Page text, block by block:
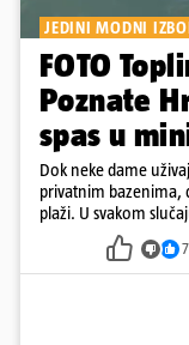
JEDINI MODNI
FOTO
Poznate
spas u
Dok neke dame
privatnim bazenima,
plaži. U svakom
7